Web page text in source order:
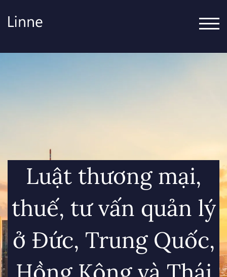
Luật thương mại,
thuế, tư vấn quản lý
ở Đức, Trung Quốc,